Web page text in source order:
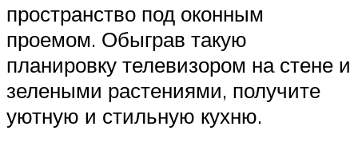
пространство под оконным
проемом. Обыграв такую
планировку телевизором на стене и
зелеными растениями, получите
уютную и стильную кухню.